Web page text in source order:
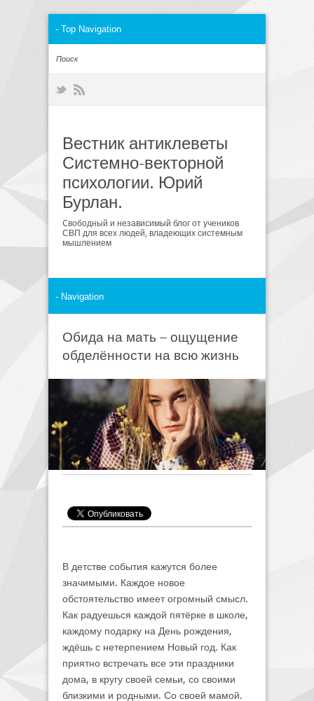
Вестник антиклеветы
Системно-векторной
психологии. Юрий
Бурлан.
Cвободный и независимый блог от учеников
СВП для всех людей, владеющих системным
мышлением
Обида на мать – ощущение
обделённости на всю жизнь
В детстве события кажутся более
значимыми. Каждое новое
обстоятельство имеет огромный смысл.
Как радуешься каждой пятёрке в школе,
каждому подарку на День рождения,
ждёшь с нетерпением Новый год. Как
приятно встречать все эти праздники
дома, в кругу своей семьи, со своими
близкими и родными. Со своей мамой.